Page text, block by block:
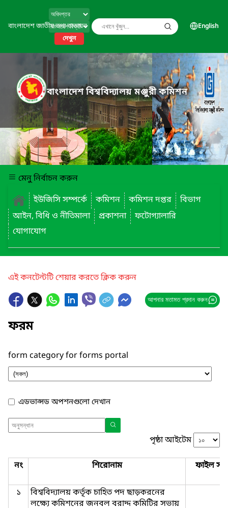
বাংলাদেশ জাতীয় তথ্য বাতায়ন
দেখুন
English
বাংলাদেশ বিশ্ববিদ্যালয় মঞ্জুরী কমিশন
মেনু নির্বাচন করুন
ইউজিসি সম্পর্কে
কমিশন কমিশন দপ্তর
বিভাগ
আইন, বিধি ও নীতিমালা
প্রকাশনা
ফটোগ্যালারি
যোগাযোগ
এই কনটেন্টটি শেয়ার করতে ক্লিক করুন
আপনার মতামত প্রদান করুন
ফরম
form category for forms portal
এডভান্সড অপশনগুলো দেখান
পৃষ্ঠা আইটেম
নং শিরোনাম ফাইল
১
বিশ্ববিদ্যালয় কর্তৃক চাহিত পদ ছাড়করনের
লক্ষ্যে কমিশনের জনবল বরাদ্দ কমিটির সভায়